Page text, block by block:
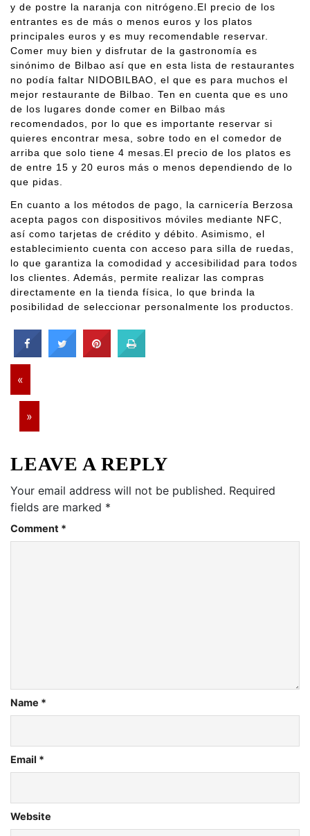
y de postre la naranja con nitrógeno.El precio de los
entrantes es de más o menos euros y los platos
principales euros y es muy recomendable reservar.
Comer muy bien y disfrutar de la gastronomía es
sinónimo de Bilbao así que en esta lista de restaurantes
no podía faltar NIDOBILBAO, el que es para muchos el
mejor restaurante de Bilbao. Ten en cuenta que es uno
de los lugares donde comer en Bilbao más
recomendados, por lo que es importante reservar si
quieres encontrar mesa, sobre todo en el comedor de
arriba que solo tiene 4 mesas.El precio de los platos es
de entre 15 y 20 euros más o menos dependiendo de lo
que pidas.
En cuanto a los métodos de pago, la carnicería Berzosa
acepta pagos con dispositivos móviles mediante NFC,
así como tarjetas de crédito y débito. Asimismo, el
establecimiento cuenta con acceso para silla de ruedas,
lo que garantiza la comodidad y accesibilidad para todos
los clientes. Además, permite realizar las compras
directamente en la tienda física, lo que brinda la
posibilidad de seleccionar personalmente los productos.
«
»
LEAVE A REPLY
Your email address will not be published. Required
fields are marked *
Comment *
Name *
Email *
Website